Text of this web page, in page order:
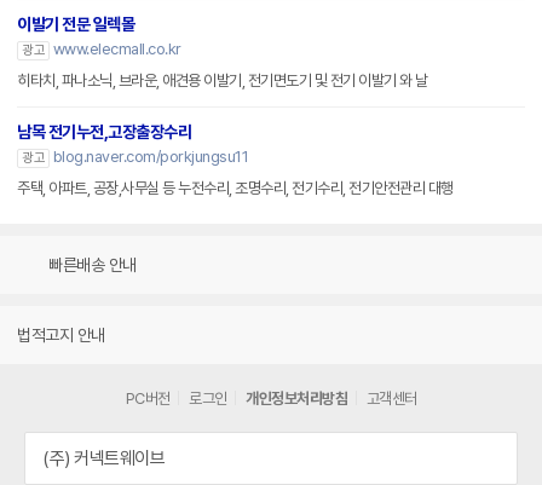
이발기 전문 일렉몰
광고 www.elecmall.co.kr
히타치, 파나소닉, 브라운, 애견용 이발기, 전기면도기 및 전기 이발기 와 날
남목 전기누전,고장출장수리
광고
blog.naver.com/porkjungsu11
주택, 아파트, 공장,사무실 등 누전수리, 조명수리, 전기수리, 전기안전관리 대행
빠른배송 안내
법적고지 안내
PC버전 로그인 개인정보처리방침 고객센터
(주) 커넥트웨이브